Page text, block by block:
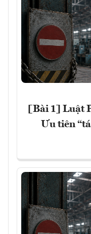
[Bài 1] Luật
Ưu tiên